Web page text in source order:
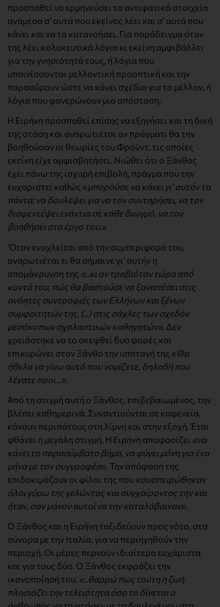
προσπαθεί να ερμηνεύσει τα αντιφατικά στοιχεία
ανάμεσα σ’ αυτά που εκείνος λέει και σ’ αυτά που
κάνει και να τα κατανοήσει. Για παράδειγμα όταν
της λέει κολακευτικά λόγια κι εκείνη αμφιβάλλει
για την γνησιότητά τους, ή λόγια που
υπαινίσσονται μελλοντική προοπτική και την
παρασύρουν ώστε να κάνει σχέδια για το μέλλον, ή
λόγια που φανερώνουν μια απόσταση.
Η Ειρήνη προσπαθεί επίσης να εξηγήσει και τη δική
της στάση και αναρωτιέται αν πράγματι θα την
βοηθούσαν οι θεωρίες του Φρόϋντ, τις οποίες
εκείνη είχε αμφισβητήσει. Νιώθει ότι ο Ξάνθος
έχει πάνω της ισχυρή επιβολή, πράγμα που την
ευχαριστεί καθώς «μπορούσε να κάνει γι’ αυτόν τα
πάντα: να δουλέψει για να τον συντηρήσει, να τον
διαφεντέψει ενάντια σε κάθε διωγμό, να τον
βοηθήσει στο έργο του.»
Όταν ενοχλείται από την συμπεριφορά του,
αναρωτιέται τι θα σήμαινε γι’ αυτήν η
απομάκρυνση της «..κι αν τραβιόταν τώρα από
κοντά του, πώς θα βαστούσε να ξαναπέσει στις
ανόητες συντροφιές των Ελλήνων και ξένων
συμφοιτητών της, (..) στις σάχλες των σχεδόν
μεσόκοπων σχολαστικών καθηγητών».Δεν
χρειάστηκε να το σκεφθεί δυο φορές και
επικυρώνει στον Ξάνθο την υποταγή της «Θα
ήθελα να γίνω αυτό που νομίζετε, δηλαδή που
λέγατε πριν…».
Από τη στιγμή αυτή ο Ξάνθος, επιβεβαιωμένος, την
βλέπει καθημερινά. Συναντιούνται σε καφενεία,
κάνουν περιπάτους στη λίμνη και στην εξοχή. Έτσι
φθάνει η μεγάλη στιγμή. Η Ειρήνη αποφασίζει «να
κάνει το παρασύμβατο βήμα, να φύγει μόνη για ένα
μήνα με τον συγγραφέα». Την απόφαση της
επιδοκιμάζουν οι φίλοι της που «συσπειρώθηκαν
όλοι γύρω της γελώντας και συγχαίροντας την και
ήταν, σαν μόνον αυτοί να την καταλάβαιναν».
Ο Ξάνθος και η Ειρήνη ταξιδεύουν προς νότο, στα
σύνορα με την Ιταλία, για να περιηγηθούν την
περιοχή. Οι μέρες περνούν ιδιαίτερα ευχάριστα
και για τους δύο. Ο Ξάνθος εκφράζει την
ικανοποίησή του. «..θαρρώ πως τούτη η ζωή
πλησιάζει την τελειότητα όσο το δίνεται ο